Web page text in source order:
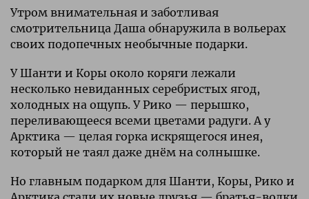
Утром внимательная и заботливая
смотрительница Даша обнаружила в вольерах
своих подопечных необычные подарки.
У Шанти и Коры около коряги лежали
несколько невиданных серебристых ягод,
холодных на ощупь. У Рико — перышко,
переливающееся всеми цветами радуги. А у
Арктика — целая горка искрящегося инея,
который не таял даже днём на солнышке.
Но главным подарком для Шанти, Коры, Рико и